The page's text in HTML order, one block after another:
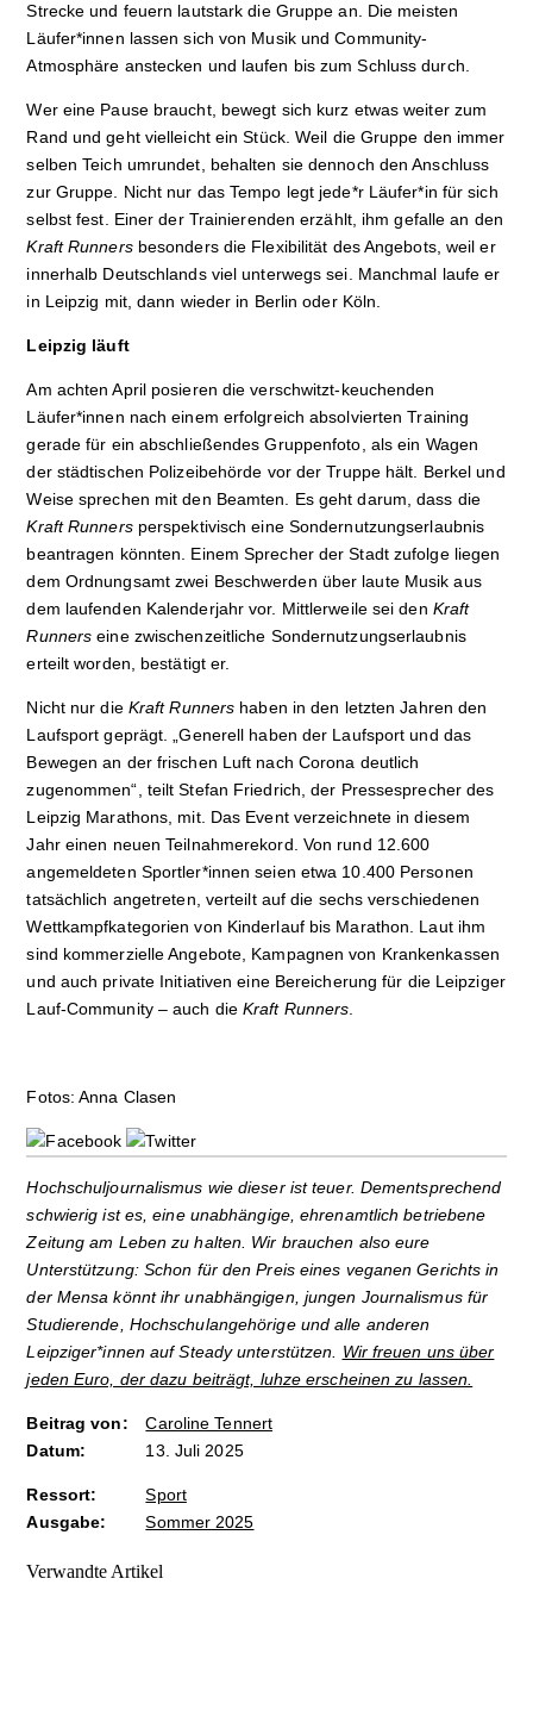
Strecke und feuern lautstark die Gruppe an. Die meisten
Läufer*innen lassen sich von Musik und Community-
Atmosphäre anstecken und laufen bis zum Schluss durch.
Wer eine Pause braucht, bewegt sich kurz etwas weiter zum
Rand und geht vielleicht ein Stück. Weil die Gruppe den immer
selben Teich umrundet, behalten sie dennoch den Anschluss
zur Gruppe. Nicht nur das Tempo legt jede*r Läufer*in für sich
selbst fest. Einer der Trainierenden erzählt, ihm gefalle an den
Kraft Runnersbesonders die Flexibilität des Angebots, weil er
innerhalb Deutschlands viel unterwegs sei. Manchmal laufe er
in Leipzig mit, dann wieder in Berlin oder Köln.
Leipzig läuft
Am achten April posieren die verschwitzt-keuchenden
Läufer*innen nach einem erfolgreich absolvierten Training
gerade für ein abschließendes Gruppenfoto, als ein Wagen
der städtischen Polizeibehörde vor der Truppe hält. Berkel und
Weise sprechen mit den Beamten. Es geht darum, dass die
Kraft Runnersperspektivisch eine Sondernutzungserlaubnis
beantragen könnten. Einem Sprecher der Stadt zufolge liegen
dem Ordnungsamt zwei Beschwerden über laute Musik aus
dem laufenden Kalenderjahr vor. Mittlerweile sei den Kraft
Runners eine zwischenzeitliche Sondernutzungserlaubnis
erteilt worden, bestätigt er.
Nicht nur die Kraft Runners haben in den letzten Jahren den
Laufsport geprägt. „Generell haben der Laufsport und das
Bewegen an der frischen Luft nach Corona deutlich
zugenommen“, teilt Stefan Friedrich, der Pressesprecher des
Leipzig Marathons, mit. Das Event verzeichnete in diesem
Jahr einen neuen Teilnahmerekord. Von rund 12.600
angemeldeten Sportler*innen seien etwa 10.400 Personen
tatsächlich angetreten, verteilt auf die sechs verschiedenen
Wettkampfkategorien von Kinderlauf bis Marathon. Laut ihm
sind kommerzielle Angebote, Kampagnen von Krankenkassen
und auch private Initiativen eine Bereicherung für die Leipziger
Lauf-Community – auch dieKraft Runners
Fotos: Anna Clasen
Hochschuljournalismus wie dieser ist teuer. Dementsprechend
schwierig ist es, eine unabhängige, ehrenamtlich betriebene
Zeitung am Leben zu halten. Wir brauchen also eure
Unterstützung: Schon für den Preis eines veganen Gerichts in
der Mensa könnt ihr unabhängigen, jungen Journalismus für
Studierende, Hochschulangehörige und alle anderen
Leipziger*innen auf Steady unterstützen. Wir freuen uns über
jeden Euro, der dazu beiträgt, luhze erscheinen zu lassen.
Beitrag von:
Caroline Tennert
Datum:
13. Juli 2025
Ressort:
Sport
Ausgabe:
Sommer 2025
Verwandte Artikel